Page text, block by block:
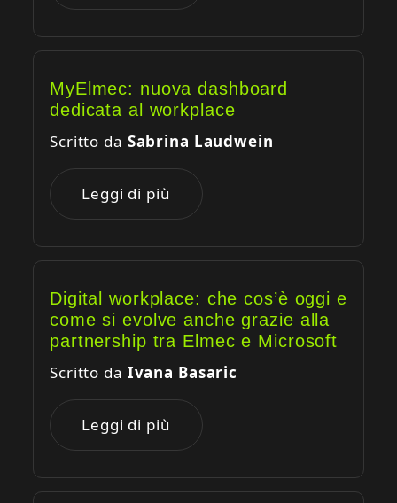
MyElmec: nuova dashboard
dedicata al workplace
Scritto da Sabrina Laudwein
Leggi di più
Digital workplace: che cos’è oggi e
come si evolve anche grazie alla
partnership tra Elmec e Microsoft
Scritto da Ivana Basaric
Leggi di più